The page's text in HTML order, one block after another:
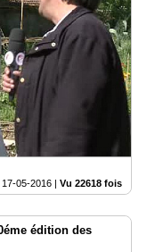
17-05-2016 Vu 22618 fois
édition des